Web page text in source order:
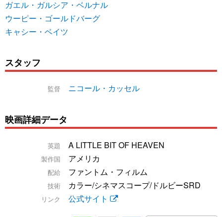
ガエル・ガルシア・ベルナル
ウーピー・ゴールドバーグ
キャシー・ベイツ
スタッフ
監督 ニコール・カッセル
映画詳細データ
英題 A LITTLE BIT OF HEAVEN
製作国 アメリカ
配給 ファントム・フィルム
技術 カラー/シネマスコープ/ドルビーSRD
リンク 公式サイト